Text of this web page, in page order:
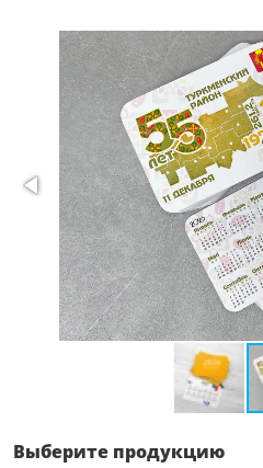
Выберите продукцию